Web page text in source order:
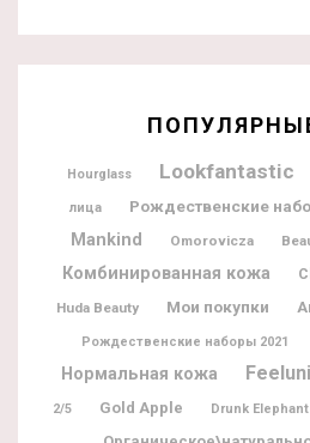
Hourglass Lookfantastic
лица Рождественские
Mankind Omorovicza
Комбинированная кожа
Huda Beauty Мои покупки
Рождественские наборы 2021
Нормальная кожа
2/5 Gold Apple Drunk Elephant